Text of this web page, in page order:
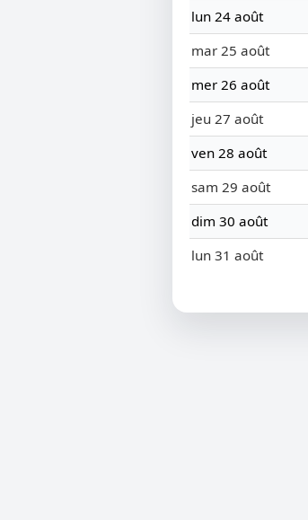
lun 24 août
mar 25 août
mer 26 août
jeu 27 août
ven 28 août
sam 29 août
dim 30 août
lun 31 août